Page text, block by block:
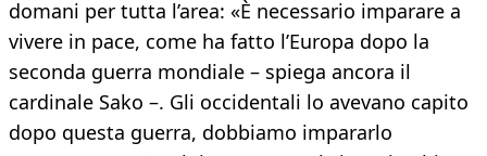
domani per tutta l’area: «È necessario imparare a
vivere in pace, come ha fatto l’Europa dopo la
seconda guerra mondiale – spiega ancora il
cardinale Sako –. Gli occidentali lo avevano capito
dopo questa guerra, dobbiamo impararlo